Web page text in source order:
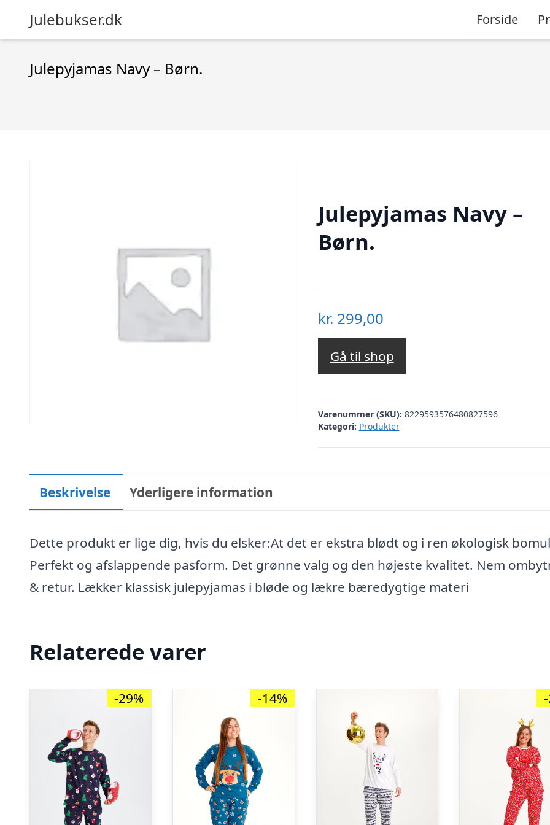
Julebukser.dk Forside
Julepyjamas Navy – Børn.
Julepyjamas Navy –
Børn.
kr. 299,00
Gå til shop
Varenummer (SKU): 8229593576480827596
Kategori: Produkter
Beskrivelse Yderligere information
Dette produkt er lige dig, hvis du elsker:At det er ekstra blødt og i ren økologisk
Perfekt og afslappende pasform. Det grønne valg og den højeste kvalitet. Nem
& retur. Lækker klassisk julepyjamas i bløde og lækre bæredygtige materi
Relaterede varer
-29% -14%